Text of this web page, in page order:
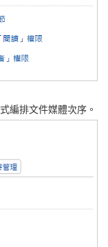
編排文件媒體次序。